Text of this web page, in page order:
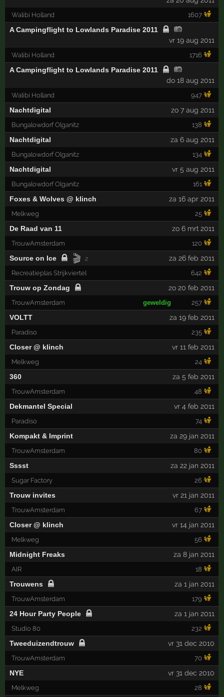
Walibi Holland 1607
A Campingflight to Lowlands Paradise 2011
vr 19 aug 2011
Walibi Holland 1716
A Campingflight to Lowlands Paradise 2011
do 18 aug 2011
Walibi Holland 947
Nachtdigital zo 7 aug 2011
Bungalowdorf Olganitz 138
Nachtdigital za 6 aug 2011
Bungalowdorf Olganitz 134
Nachtdigital vr 5 aug 2011
Bungalowdorf Olganitz 161
Foxes & Wolves @ klinch za 16 apr 2011
Melkweg 25
De Raad van 11 zo 6 mrt 2011
TrouwAmsterdam 120
Source on Ice 🎬 2 za 26 feb 2011
Recreatieplas Strijkviertel 642
Trouw op Zondag zo 20 feb 2011
TrouwAmsterdam geweldig 257
VOLTT za 19 feb 2011
Paradiso 235
Closer @ klinch vr 11 feb 2011
Melkweg 24
360 za 5 feb 2011
TrouwAmsterdam 48
Dekmantel Special vr 4 feb 2011
Paradiso 74
Kompakt & Imprint za 29 jan 2011
TrouwAmsterdam 80
Sssst za 22 jan 2011
Sugar Factory 26
Trouw invites vr 21 jan 2011
TrouwAmsterdam 67
Closer @ klinch vr 14 jan 2011
Melkweg 56
Midnight Freaks za 8 jan 2011
AIR 18
Trouwens za 1 jan 2011
TrouwAmsterdam 179
24 Hour Party People za 1 jan 2011
Studio 80 232
Tweeduizendtrouw vr 31 dec 2010
TrouwAmsterdam 70
NYE vr 31 dec 2010
Melkweg 28